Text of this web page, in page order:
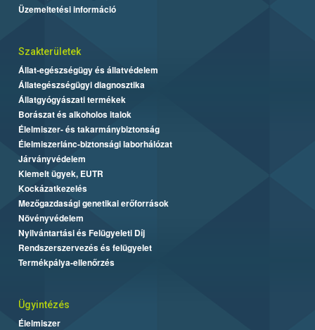
Üzemeltetési információ
Szakterületek
Állat-egészségügy és állatvédelem
Állategészségügyi diagnosztika
Állatgyógyászati termékek
Borászat és alkoholos italok
Élelmiszer- és takarmánybiztonság
Élelmiszerlánc-biztonsági laborhálózat
Járványvédelem
Kiemelt ügyek, EUTR
Kockázatkezelés
Mezőgazdasági genetikai erőforrások
Növényvédelem
Nyilvántartási és Felügyeleti Díj
Rendszerszervezés és felügyelet
Termékpálya-ellenőrzés
Ügyintézés
Élelmiszer